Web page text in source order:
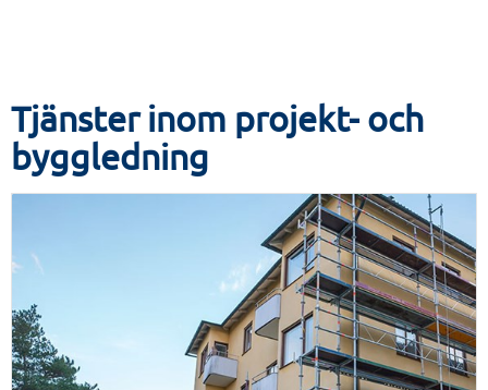
Tjänster inom projekt- och
byggledning